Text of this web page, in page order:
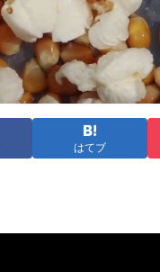
はてブ